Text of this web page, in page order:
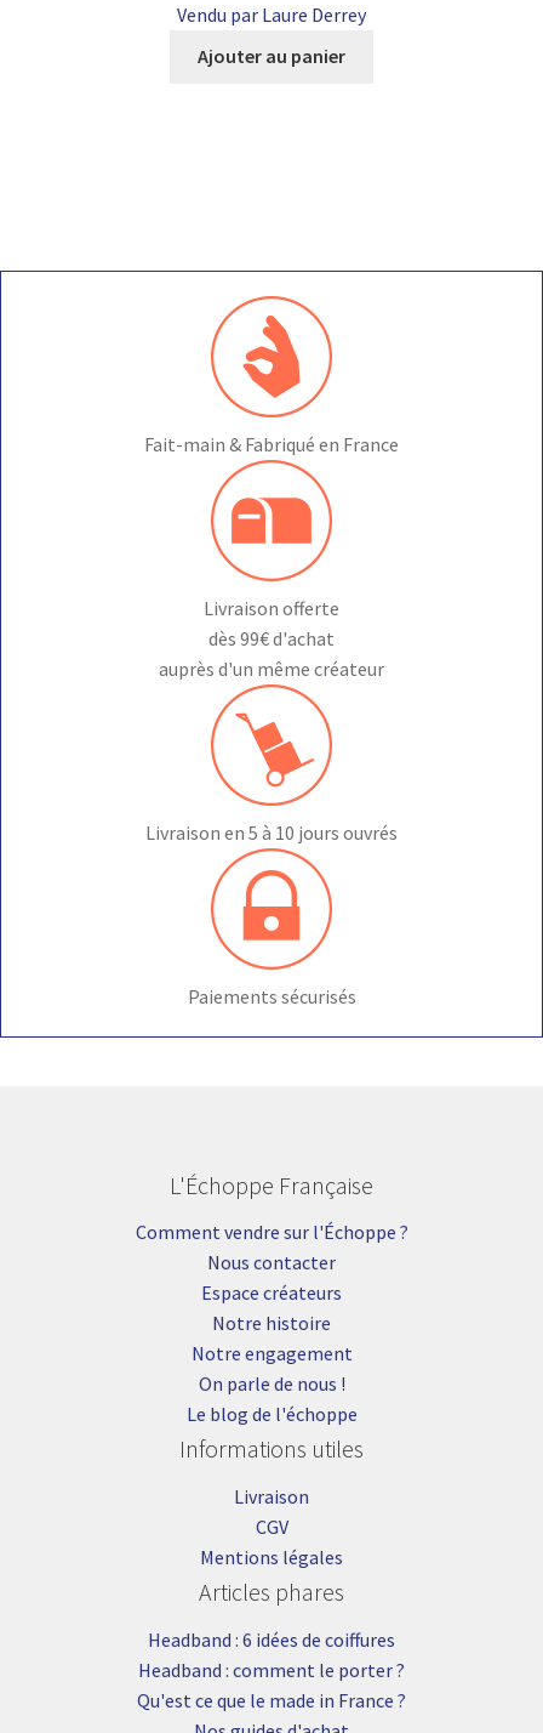
Vendu par Laure Derrey
Ajouter au panier
Fait-main & Fabriqué en France
Livraison offerte
dès 99€ d'achat
auprès d'un même créateur
Livraison en 5 à 10 jours ouvrés
Paiements sécurisés
L'Échoppe Française
Comment vendre sur l'Échoppe ?
Nous contacter
Espace créateurs
Notre histoire
Notre engagement
On parle de nous !
Le blog de l'échoppe
Informations utiles
Livraison
CGV
Mentions légales
Articles phares
Headband : 6 idées de coiffures
Headband : comment le porter ?
Qu'est ce que le made in France ?